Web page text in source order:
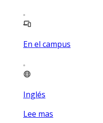
En el campus
Inglés
Lee mas